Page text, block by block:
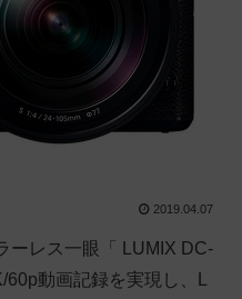
2019.04.07
ーレス一眼「 LUMIX DC-
動画記録を実現し、L